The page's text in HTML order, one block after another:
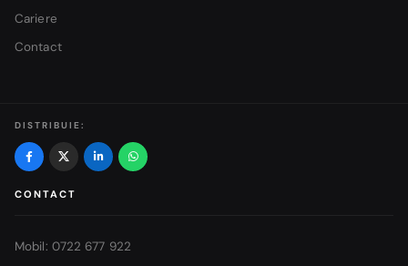
Cariere
Contact
DISTRIBUIE:
CONTACT
Mobil: 0722 677 922